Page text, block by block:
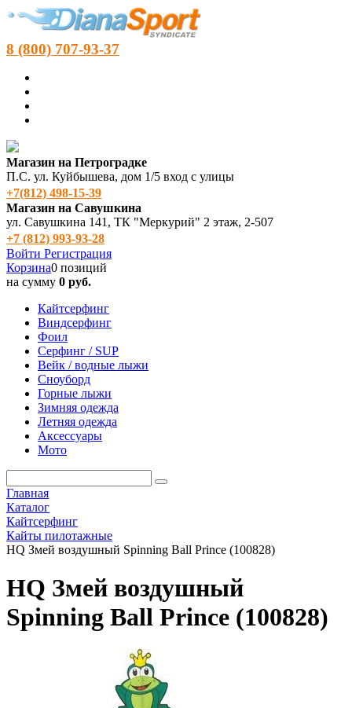
8 (800) 707-93-37
Магазин на Петроградке
П.С. ул. Куйбышева, дом 1/5 вход с улицы
+7(812) 498‑15-39
Магазин на Савушкина
ул. Савушкина 141, ТК "Меркурий" 2 этаж, 2-507
+7 (812) 993-93-28
Войти Регистрация
Корзина0 позиций
на сумму 0 руб.
Кайтсерфинг
Виндсерфинг
Фоил
Серфинг / SUP
Вейк / водные лыжи
Сноуборд
Горные лыжи
Зимняя одежда
Летняя одежда
Аксессуары
Мото
Главная
Каталог
Кайтсерфинг
Кайты пилотажные
HQ Змей воздушный Spinning Ball Prince (100828)
HQ Змей воздушный
Spinning Ball Prince (100828)